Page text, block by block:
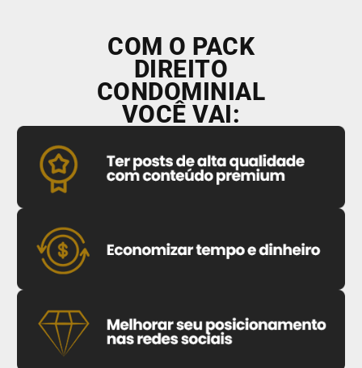
COM O PACK
DIREITO
CONDOMINIAL
VOCÊ VAI: